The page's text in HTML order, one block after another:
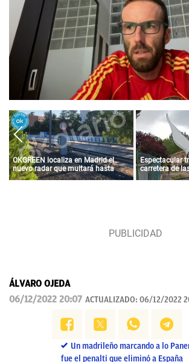
OKGREEN localiza en Madrid el
nuevo radar que multará hasta
con 3.000 euros a los coches más
Espectacular
carretera de
para un
ÁLVARO OJEDA
06/12/2022 20:07 ACTUALIZADO: 06/12/2022
Un madrileño marcando a lo
fue el penalti que eliminó a España